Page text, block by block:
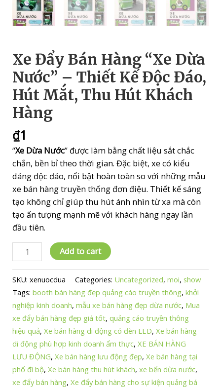
Xe Đẩy Bán Hàng “Xe Dừa
Nước” – Thiết Kế Độc Đáo,
Hút Mắt, Thu Hút Khách
Hàng
₫1
“Xe Dừa Nước” được làm bằng chất liệu sắt chắc
chắn, bền bỉ theo thời gian. Đặc biệt, xe có kiểu
dáng độc đáo, nổi bật hoàn toàn so với những mẫu
xe bán hàng truyền thống đơn điệu. Thiết kế sáng
tạo không chỉ giúp thu hút ánh nhìn từ xa mà còn
tạo ấn tượng mạnh mẽ với khách hàng ngay lần
đầu tiên.
Đẩy
"Xe
Dừa
Nước"
Thiết
Độc
Add to cart
SKU:xenuocdua Categories: Uncategorized,moi, show
Tags:booth bán hàng đẹp quảng cáo truyền thông,khởi
nghiệp kinh doanh,mẫu xe bán hàng đẹp dừa nước, Mua
xe đẩy bán hàng đẹp giá tốt,quảng cáo truyền thông
hiệu quả,Xe bán hàng di động có đèn LED,Xe bán hàng
di động phù hợp kinh doanh ẩm thực,XE BÁN HÀNG
LƯU ĐỘNG,Xe bán hàng lưu động đẹp,Xe bán hàng tại
phố đi bộ,Xe bán hàng thu hút khách,xe bến dừa nước,
xe đẩy bán hàng,Xe đẩy bán hàng cho sự kiện quảng bá